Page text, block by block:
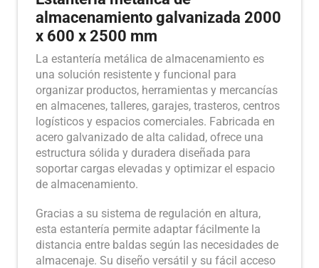
almacenamiento galvanizada 2000
x 600 x 2500 mm
La estantería metálica de almacenamiento es
una solución resistente y funcional para
organizar productos, herramientas y mercancías
en almacenes, talleres, garajes, trasteros, centros
logísticos y espacios comerciales. Fabricada en
acero galvanizado de alta calidad, ofrece una
estructura sólida y duradera diseñada para
soportar cargas elevadas y optimizar el espacio
de almacenamiento.
Gracias a su sistema de regulación en altura,
esta estantería permite adaptar fácilmente la
distancia entre baldas según las necesidades de
almacenaje. Su diseño versátil y su fácil acceso